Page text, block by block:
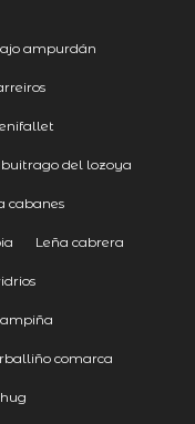
ampurdán
buitrago del lozoya
cabanes
Leña cabrera
comarca